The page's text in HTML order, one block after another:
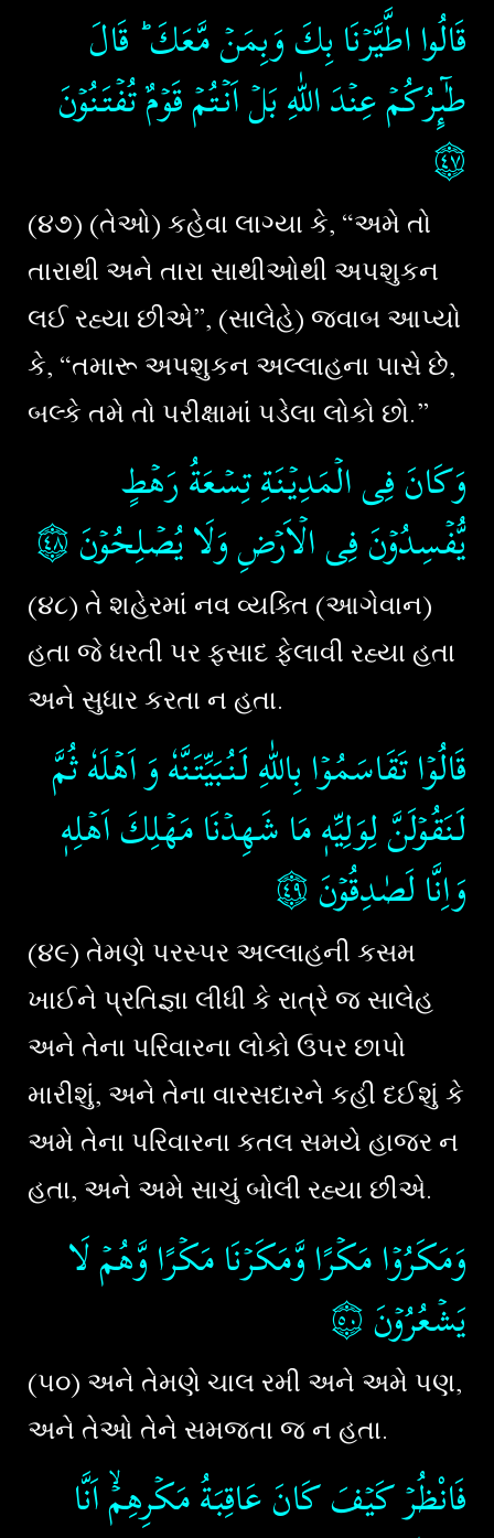
قَالُوا اطَّيَّرۡنَا بِكَ وَبِمَنۡ مَّعَكَ​ ؕ قَالَ
طٰٓٮِٕرُكُمۡ عِنۡدَ اللّٰهِ​ بَلۡ اَنۡـتُمۡ قَوۡمٌ تُفۡتَـنُوۡنَ
۝٤٧
(૪૭) (તેઓ) કહેવા લાગ્યા કે, “અમે તો
તારાથી અને તારા સાથીઓથી અપશુકન
લઈ રહ્યા છીએ”, (સાલેહે) જવાબ આપ્યો
કે, “તમારૂ અપશુકન અલ્લાહના પાસે છે,
બલ્કે તમે તો પરીક્ષામાં પડેલા લોકો છો.”
وَكَانَ فِى الۡمَدِيۡنَةِ تِسۡعَةُ رَهۡطٍ
يُّفۡسِدُوۡنَ فِى الۡاَرۡضِ وَلَا يُصۡلِحُوۡنَ‏۝٤٨
(૪૮) તે શહેરમાં નવ વ્યક્તિ (આગેવાન)
હતા જે ધરતી પર ફસાદ ફેલાવી રહ્યા હતા
અને સુધાર કરતા ન હતા.
قَالُوۡا تَقَاسَمُوۡا بِاللّٰهِ لَـنُبَيِّتَـنَّهٗ وَ اَهۡلَهٗ ثُمَّ
لَـنَقُوۡلَنَّ لِوَلِيِّهٖ مَا شَهِدۡنَا مَهۡلِكَ اَهۡلِهٖ
وَاِنَّا لَصٰدِقُوۡنَ‏۝٤٩
(૪૯) તેમણે પરસ્પર અલ્લાહની કસમ
ખાઈને પ્રતિજ્ઞા લીધી કે રાત્રે જ સાલેહ
અને તેના પરિવારના લોકો ઉપર છાપો
મારીશું, અને તેના વારસદારને કહી દઈશું કે
અમે તેના પરિવારના કતલ સમયે હાજર ન
હતા, અને અમે સાચું બોલી રહ્યા છીએ.
وَمَكَرُوۡا مَكۡرًا وَّمَكَرۡنَا مَكۡرًا وَّهُمۡ لَا
يَشۡعُرُوۡنَ۝٥٠
(૫૦) અને તેમણે ચાલ રમી અને અમે પણ,
અને તેઓ તેને સમજતા જ ન હતા.
فَانْظُرۡ كَيۡفَ كَانَ عَاقِبَةُ مَكۡرِهِمۡۙ اَنَّا